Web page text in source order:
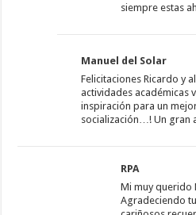
siempre estas
Manuel del Solar
Felicitaciones Ricardo y
actividades académicas
inspiración para un
socialización…! Un gran
RPA
Mi muy querido
Agradeciendo